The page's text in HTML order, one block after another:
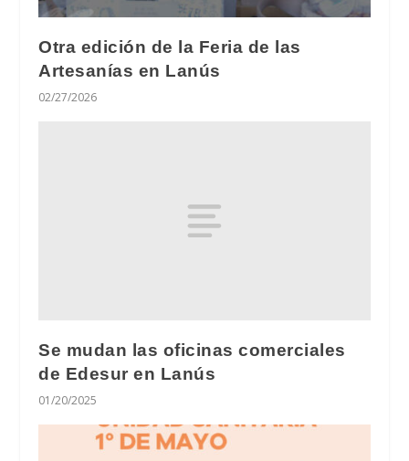
Otra edición de la Feria de las
Artesanías en Lanús
02/27/2026
Se mudan las oficinas comerciales
de Edesur en Lanús
01/20/2025